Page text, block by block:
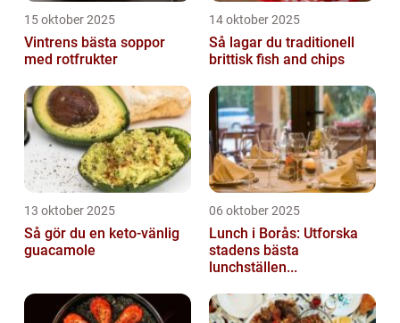
15 oktober 2025
Vintrens bästa soppor
med rotfrukter
14 oktober 2025
Så lagar du traditionell
brittisk fish and chips
13 oktober 2025
Så gör du en keto-vänlig
guacamole
06 oktober 2025
Lunch i Borås: Utforska
stadens bästa
lunchställen...